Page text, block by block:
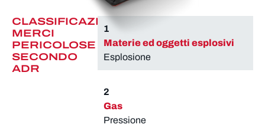
CLASSIFICAZIONE
MERCI
PERICOLOSE
SECONDO
ADR
1
Materie ed oggetti esplosivi
Esplosione
2
Gas
Pressione